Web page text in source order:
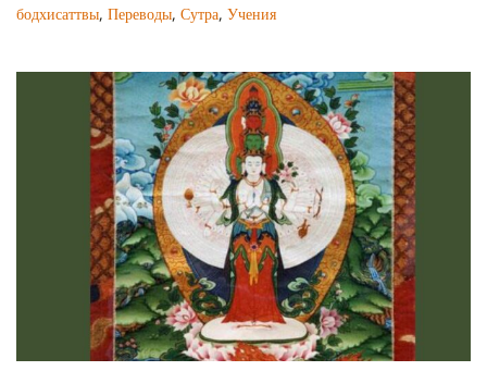
бодхисаттвы, Переводы, Сутра, Учения